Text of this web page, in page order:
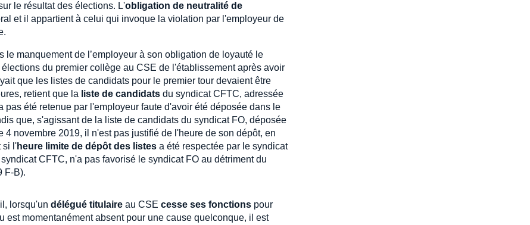
le résultat des élections. L'obligation de neutralité de
et il appartient à celui qui invoque la violation par l'employeur de
le manquement de l’employeur à son obligation de loyauté le
du premier collège au CSE de l'établissement après avoir
que les listes de candidats pour le premier tour devaient être
retient que la liste de candidats du syndicat CFTC, adressée
été retenue par l'employeur faute d'avoir été déposée dans le
que, s'agissant de la liste de candidats du syndicat FO, déposée
novembre 2019, il n'est pas justifié de l'heure de son dépôt, en
si l'heure limite de dépôt des listes a été respectée par le syndicat
CFTC, n'a pas favorisé le syndicat FO au détriment du
F-B).
lorsqu'un délégué titulaire au CSE cesse ses fonctions pour
est momentanément absent pour une cause quelconque, il est